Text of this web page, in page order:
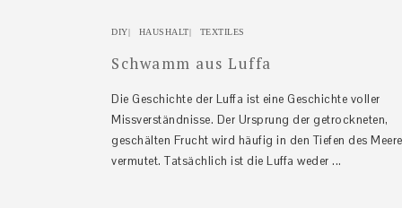
DIY HAUSHALT TEXTILES
Schwamm aus Luffa
Die Geschichte der Luffa ist eine Geschichte voller
Missverständnisse. Der Ursprung der getrockneten,
geschälten Frucht wird häufig in den Tiefen des
vermutet. Tatsächlich ist die Luffa weder ...